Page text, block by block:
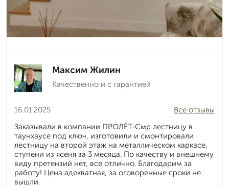
Максим Жилин
Качественно и с гарантией
16.01.2025
Все отзывы
Заказывали в компании ПРОЛЁТ-Смр лестницу в
таунхаусе под ключ, изготовили и смонтировали
лестницу на второй этаж на металлическом каркасе,
ступени из ясеня за 3 месяца. По качеству и внешнему
виду претензий нет, все отлично. Благодарим за
работу! Цена адекватная, за оговоренные сроки не
вышли.